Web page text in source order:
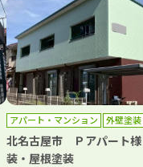
アパート・マンション 外壁塗装
防水工事
北名古屋市 Ｐアパート
装・屋根塗装